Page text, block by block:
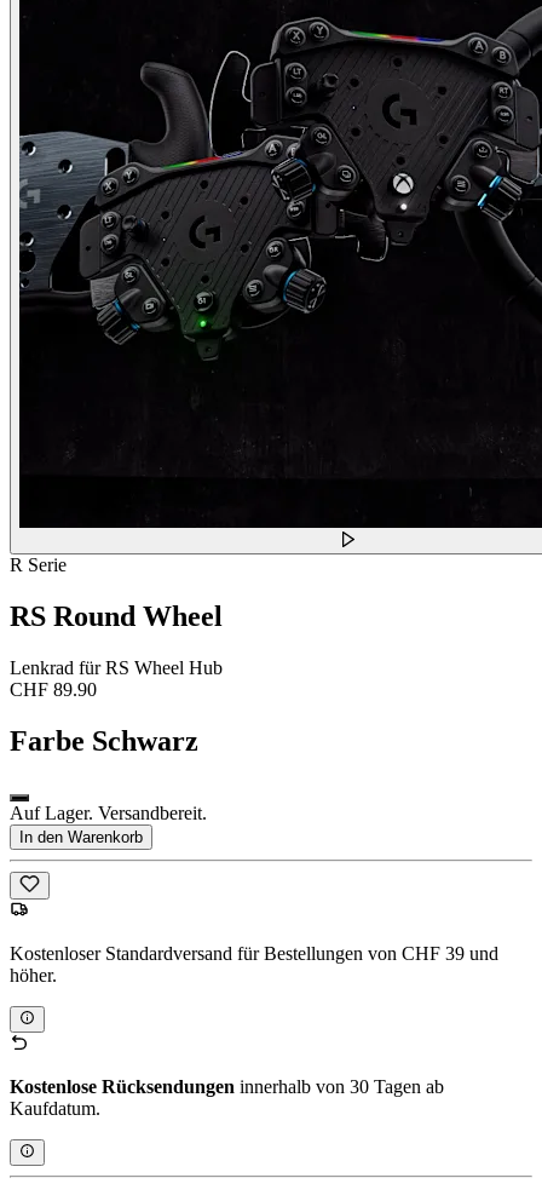
R Serie
RS Round Wheel
Lenkrad für RS Wheel Hub
CHF 89.90
Farbe Schwarz
Auf Lager. Versandbereit.
In den Warenkorb
Kostenloser Standardversand für Bestellungen von CHF 39 und
höher.
Kostenlose Rücksendungen innerhalb von 30 Tagen ab
Kaufdatum.